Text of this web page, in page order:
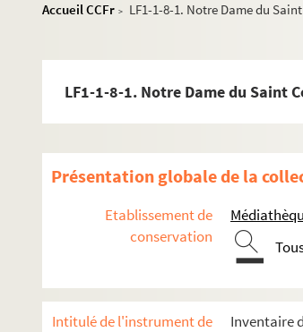
Accueil CCFr >
LF1-1-8-1. Notre Dame du
LF1-1-8-1. Notre Dame du Saint
Présentation globale de la
Etablissement de
conservation
Intitulé de l'instrument de
Inventaire
LF1. Histoire du Nord de Lille
LF1-1. Villes de la région du Nord,